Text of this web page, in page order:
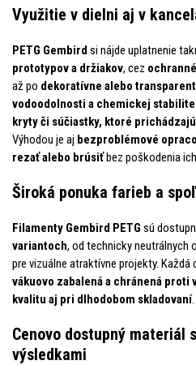
Využitie v dielni aj v
PETG Gembird si nájde uplatnenie
prototypov a držiakov, cez
až po dekoratívne alebo
vodoodolnosti a chemickej stabilite
kryty či súčiastky, ktoré
Výhodou je aj bezproblémové
rezať alebo brúsiťbez poškodenia
Široká ponuka farieb a
Filamenty Gembird PETG sú
variantoch, od technicky neutrálnych
pre vizuálne atraktívne projekty. Každá
vákuovo zabalená a chránená proti
kvalitu aj pri dlhodobom skladovaní.
Cenovo dostupný materiál
výsledkami